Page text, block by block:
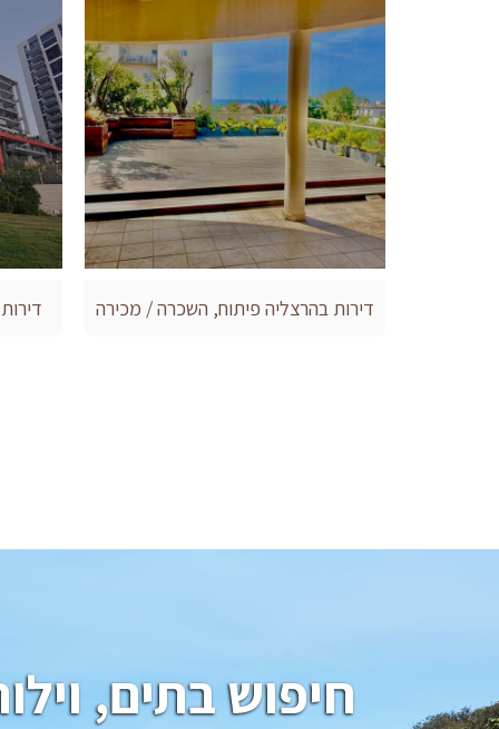
דירות בהרצליה פיתוח, השכרה / מכירה